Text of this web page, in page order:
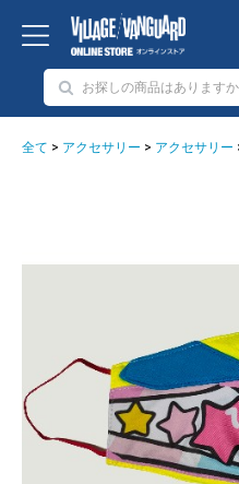
全て > アクセサリー > アクセサリー